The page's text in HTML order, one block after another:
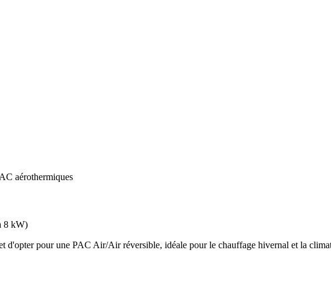
aérothermiques
8 kW)
pour une PAC Air/Air réversible, idéale pour le chauffage hivernal et la